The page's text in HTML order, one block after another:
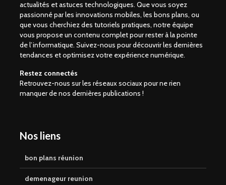
actualités et astuces technologiques. Que vous soyez
passionné par les innovations mobiles, les bons plans, ou
que vous cherchiez des tutoriels pratiques, notre équipe
vous propose un contenu complet pour rester à la pointe
de l’informatique. Suivez-nous pour découvrir les dernières
tendances et optimisez votre expérience numérique.
Restez connectés
Retrouvez-nous sur les réseaux sociaux pour ne rien
manquer de nos dernières publications !
Nos liens
bon plans réunion
demenageur reunion